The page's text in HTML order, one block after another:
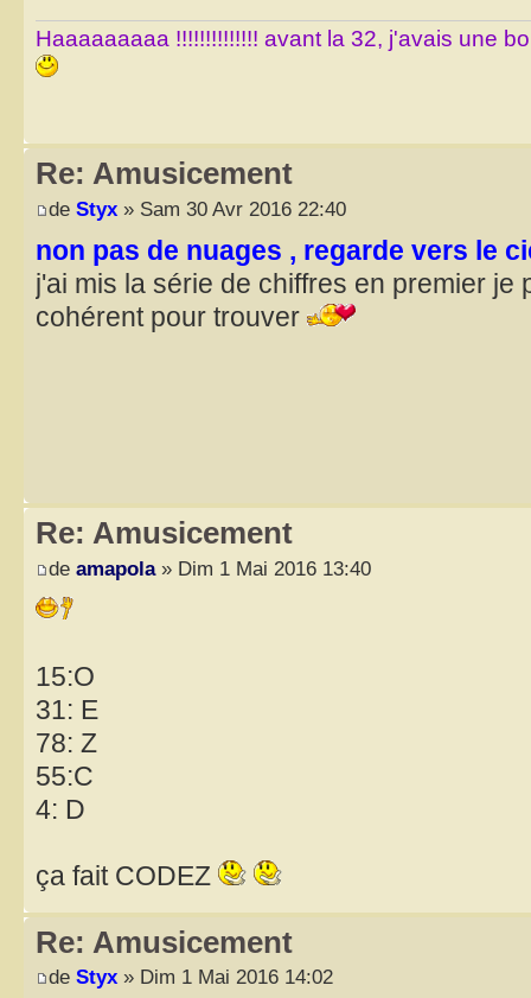
Haaaaaaaaa !!!!!!!!!!!!!! avant la 32, j'avais une
Re: Amusicement
de Styx » Sam 30 Avr 2016 22:40
non pas de nuages , regarde vers le
j'ai mis la série de chiffres en premier je
cohérent pour trouver
Re: Amusicement
de amapola» Dim 1 Mai 2016 13:40
15:O
31: E
78: Z
55:C
4: D
ça fait CODEZ
Re: Amusicement
de Styx » Dim 1 Mai 2016 14:02